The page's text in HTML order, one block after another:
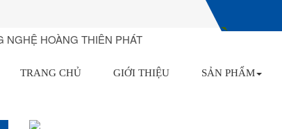
TRANG CHỦ GIỚI THIỆU SẢN PHẨM